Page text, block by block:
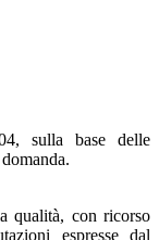
sulla base delle
qualità, con ricorso
espresse dal